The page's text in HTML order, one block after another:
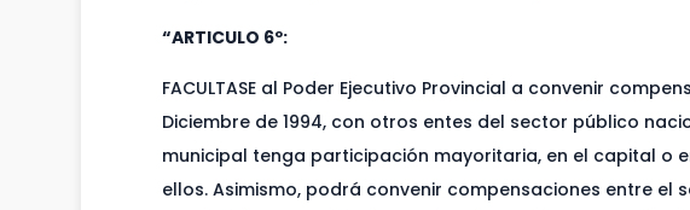
“ARTICULO 6º:
FACULTASE al Poder Ejecutivo Provincial a convenir
Diciembre de 1994, con otros entes del sector público
municipal tenga participación mayoritaria, en el capital o
ellos. Asimismo, podrá convenir compensaciones entre